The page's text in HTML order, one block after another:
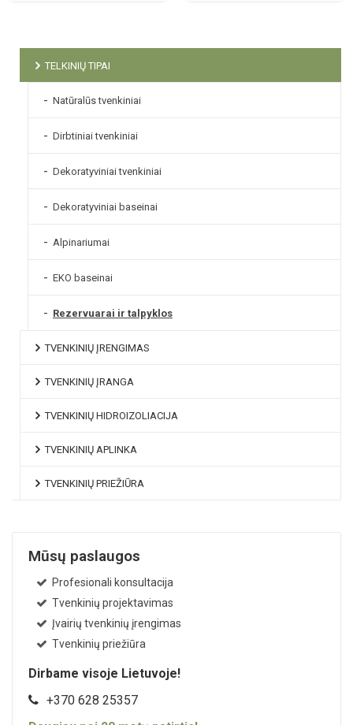
TELKINIŲ TIPAI
Natūralūs tvenkiniai
Dirbtiniai tvenkiniai
Dekoratyviniai tvenkiniai
Dekoratyviniai baseinai
Alpinariumai
EKO baseinai
Rezervuarai ir talpyklos
TVENKINIŲ ĮRENGIMAS
TVENKINIŲ ĮRANGA
TVENKINIŲ HIDROIZOLIACIJA
TVENKINIŲ APLINKA
TVENKINIŲ PRIEŽIŪRA
Mūsų paslaugos
Profesionali konsultacija
Tvenkinių projektavimas
Įvairių tvenkinių įrengimas
Tvenkinių priežiūra
Dirbame visoje Lietuvoje!
+370 628 25357